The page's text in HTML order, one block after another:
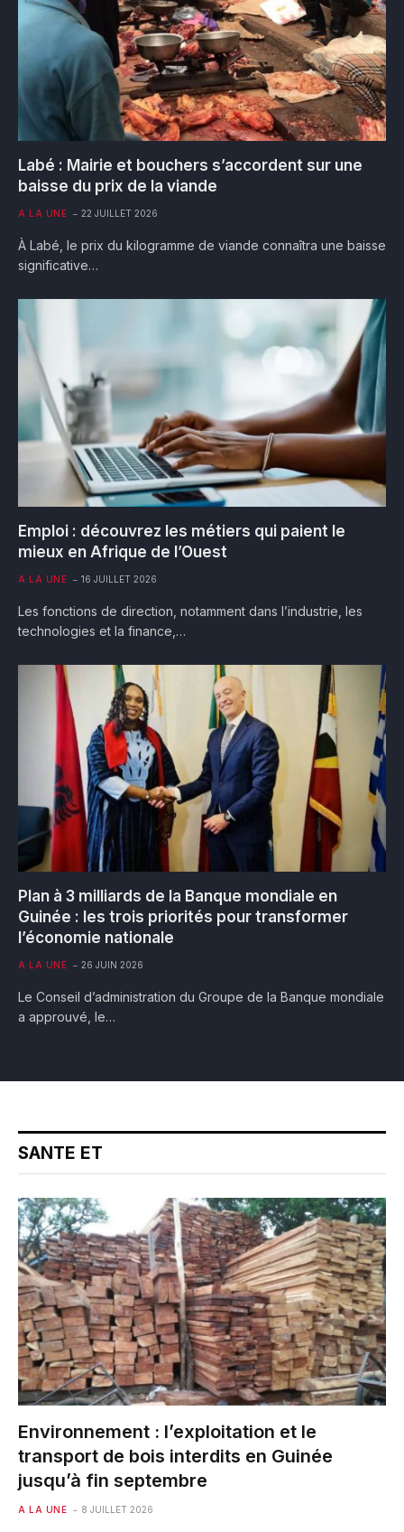
Labé : Mairie et bouchers s’accordent sur une
baisse du prix de la viande
A LA UNE 22 JUILLET 2026
À Labé, le prix du kilogramme de viande connaîtra une baisse
significative…
Emploi : découvrez les métiers qui paient le
mieux en Afrique de l’Ouest
A LA UNE 16 JUILLET 2026
Les fonctions de direction, notamment dans l’industrie, les
technologies et la finance,…
Plan à 3 milliards de la Banque mondiale en
Guinée : les trois priorités pour transformer
l’économie nationale
A LA UNE 26 JUIN 2026
Le Conseil d’administration du Groupe de la Banque mondiale
a approuvé, le…
SANTE ET
Environnement : l’exploitation et le
transport de bois interdits en Guinée
jusqu’à fin septembre
A LA UNE 8 JUILLET 2026